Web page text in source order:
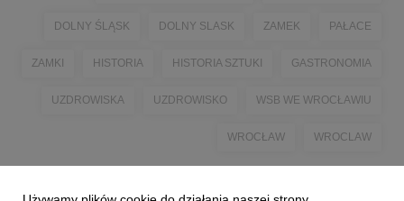
DOLNY ŚLĄSK DOLNY SLASK ZAMEK PAŁACE
ZAMKI HISTORIA HISTORIA SZTUKI GASTRONOMIA
UZDROWISKA UZDROWISKO WSB WE WROCŁAWIU
WROCŁAW WROCLAW